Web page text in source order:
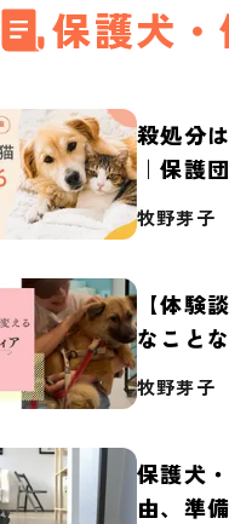
保護犬
殺処分
｜保護
2026】
牧野芽子
【体験
なこと
牧野芽子
保護犬
由、準